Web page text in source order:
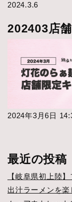
2024.3.6
202403店
2024年3月6日
最近の投稿
【岐阜県初上陸
出汁ラーメンを